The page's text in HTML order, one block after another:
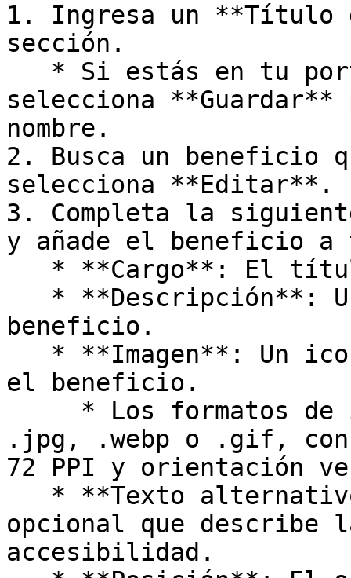
1. Ingresa un **Título
sección.
selecciona
nombre.
2. Busca un beneficio
selecciona **Editar**.
3. Completa la
y añade el beneficio a
beneficio.
el beneficio.
.jpg, .webp o .gif, con
72 PPI y orientación
opcional que describe
accesibilidad.